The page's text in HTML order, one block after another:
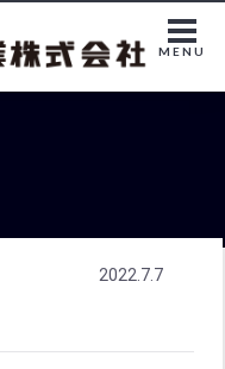
MENU
2022.7.7